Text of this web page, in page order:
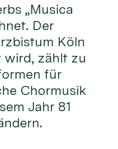
„Musica
Der
Köln
zählt zu
für
Chormusik
Jahr 81